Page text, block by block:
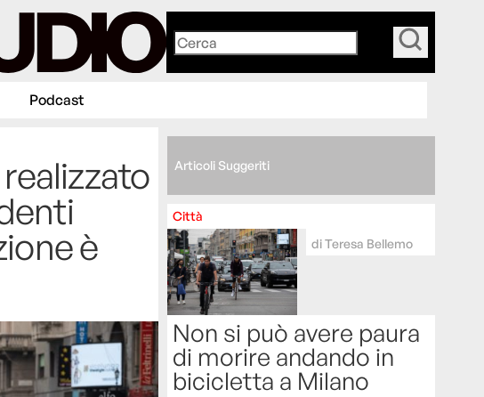
Podcast
è
Articoli Suggeriti
Città
diTeresa Bellemo
Non si può avere paura
di morire andando in
bicicletta a Milano